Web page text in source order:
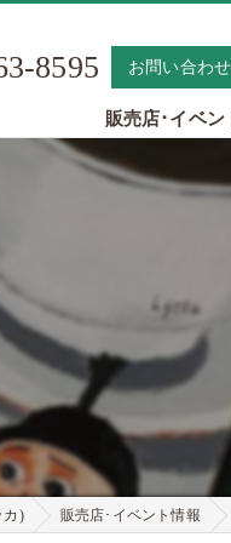
8595 お問い合わ
販売店･イベン
カ) 販売店･イベント情報